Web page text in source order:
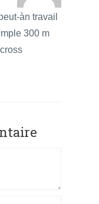
àn travail
300 m